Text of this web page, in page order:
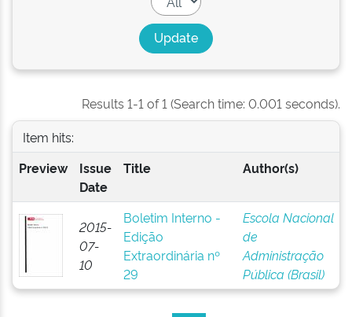
Results 1-1 of 1 (Search time: 0.001 seconds).
Item hits:
Preview
Issue
Date
Title Author(s)
2015-
07-
10
Boletim Interno -
Edição
Extraordinária nº
29
Escola Nacional
de
Administração
Pública (Brasil)